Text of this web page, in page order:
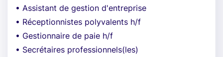
• Assistant de gestion d'entreprise
• Réceptionnistes polyvalents h/f
• Gestionnaire de paie h/f
• Secrétaires professionnels(les)